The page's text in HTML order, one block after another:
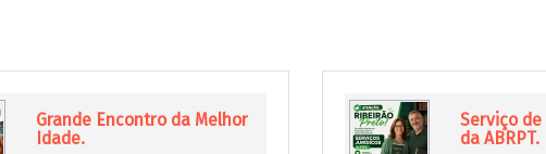
Grande Encontro da Melhor
Idade.
Serviço
da ABRPT.